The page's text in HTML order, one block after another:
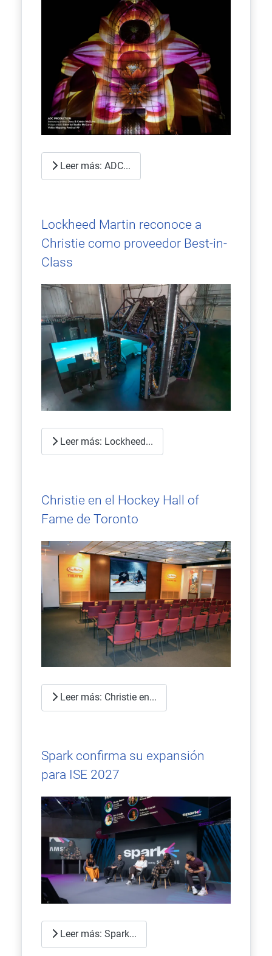
Leer más: ADC...
Lockheed Martin reconoce a
Christie como proveedor Best-in-
Class
Leer más: Lockheed...
Christie en el Hockey Hall of
Fame de Toronto
Leer más: Christie en...
Spark confirma su expansión
para ISE 2027
Leer más: Spark...